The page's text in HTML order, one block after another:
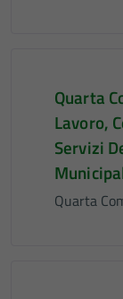
Quarta
Lavoro,
Servizi
Quarta